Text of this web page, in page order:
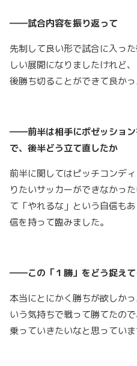
――試合内容を振り返って
先制して良い形で試合に入っ
しい展開になりましたけれど
後勝ち切ることができて良かっ
――前半は相手にポゼッション
で、後半どう立て直したか
前半に関してはピッチコンデ
りたいサッカーができなかっ
て「やれるな」という自信も
信を持って臨みました。
――この「１勝」をどう捉えて
本当にとにかく勝ちが欲しか
いう気持ちで戦って勝てたの
乗っていきたいなと思っていま